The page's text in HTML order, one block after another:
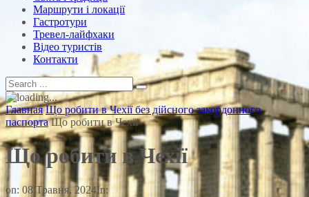
Маршрути і локації
Гастротури
Тревел-лайфхаки
Відео туристів
Контакти
Главная Що робити в Чехії без дійсного закордонного
паспорта Що робити в Чехії
Що робити в Чехії
on: 08 Травня, 2024In: